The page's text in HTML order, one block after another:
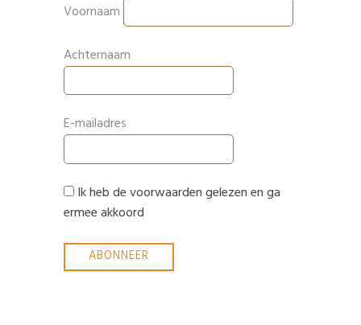
Voornaam
Achternaam
E-mailadres
Ik heb de voorwaarden gelezen en ga
ermee akkoord